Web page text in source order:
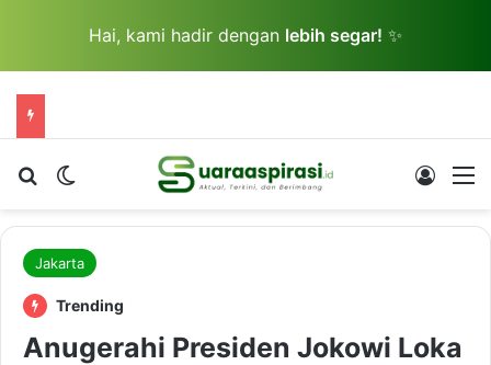
Hai, kami hadir dengan lebih segar! ✨
Cari berita...Switch skin Log In
Jakarta
Trending
Anugerahi Presiden Jokowi Loka